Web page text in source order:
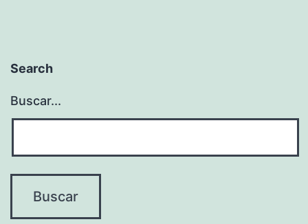
Search
Buscar...